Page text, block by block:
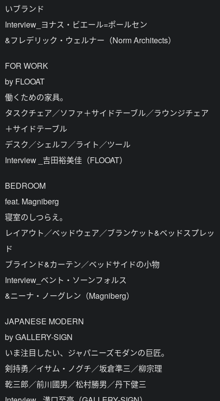
いブランド
Interview_ヨナス・ビエール=ポールセン
&フレデリック・ウェルナー（Norm Architects）
FOR WORK
by FLOOAT
働くための家具。
タスクチェア／ソファ＋サイドテーブル／ラウンジチェア
＋サイドテーブル
デスク／シェルフ／ライト／ツール
Interview _吉田裕美佳（FLOOAT）
BEDROOM
feat. Magniberg
寝室のしつらえ。
レイアウト／ベッドウェア／ブランケット&ベッドスプレッ
ド
ブラインド&カーテン／ベッドサイドの小物
Interview_ベント・ソーンフォルス
&ニーナ・ノーグレン（Magniberg）
JAPANESE MODERN
by GALLERY-SIGN
いま注目したい、ジャパニーズモダンの巨匠。
剣持勇／イサム・ノグチ／坂倉準三／柳宗理
乾三郎／前川國男／松村勝男／丹下健三